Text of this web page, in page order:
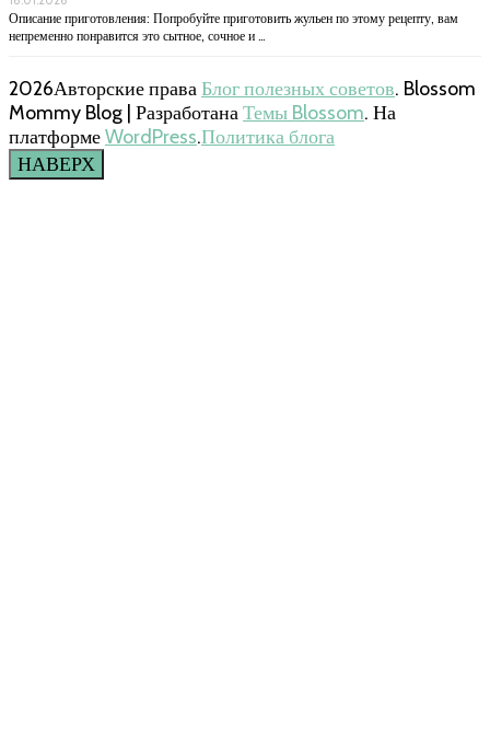
Описание приготовления: Попробуйте приготовить жульен по этому рецепту, вам
непременно понравится это сытное, сочное и …
2026Авторские праваБлог полезных советов. Blossom
Mommy Blog | РазработанаТемы Blossom. На
платформеWordPress.Политика блога
НАВЕРХ